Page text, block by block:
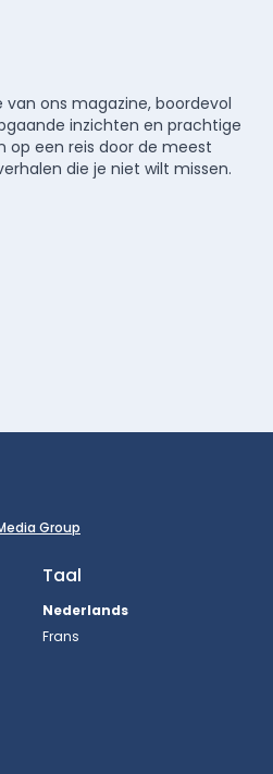
ons magazine, boordevol
inzichten en prachtige
op een reis door de meest
die je niet wilt missen.
Group
Taal
Nederlands
Frans